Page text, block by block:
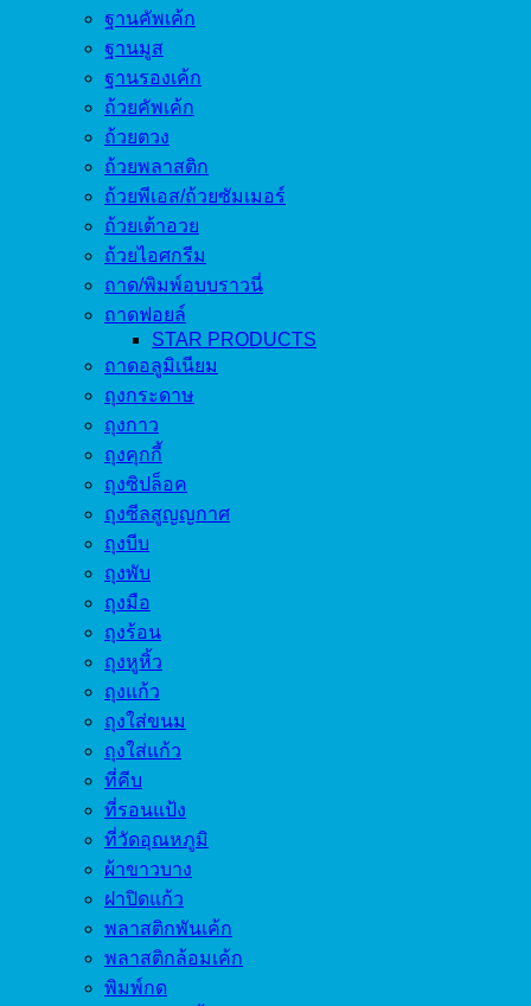
ฐานคัพเค้ก
ฐานมูส
ฐานรองเค้ก
ถ้วยคัพเค้ก
ถ้วยตวง
ถ้วยพลาสติก
ถ้วยพีเอส/ถ้วยซัมเมอร์
ถ้วยเต้าอวย
ถ้วยไอศกรีม
ถาด/พิมพ์อบบราวนี่
ถาดฟอยล์
STAR PRODUCTS
ถาดอลูมิเนียม
ถุงกระดาษ
ถุงกาว
ถุงคุกกี้
ถุงซิปล็อค
ถุงซีลสูญญกาศ
ถุงบีบ
ถุงพับ
ถุงมือ
ถุงร้อน
ถุงหูหิ้ว
ถุงแก้ว
ถุงใส่ขนม
ถุงใส่แก้ว
ที่คีบ
ที่รอนแป้ง
ที่วัดอุณหภูมิ
ผ้าขาวบาง
ฝาปิดแก้ว
พลาสติกพันเค้ก
พลาสติกล้อมเค้ก
พิมพ์กด